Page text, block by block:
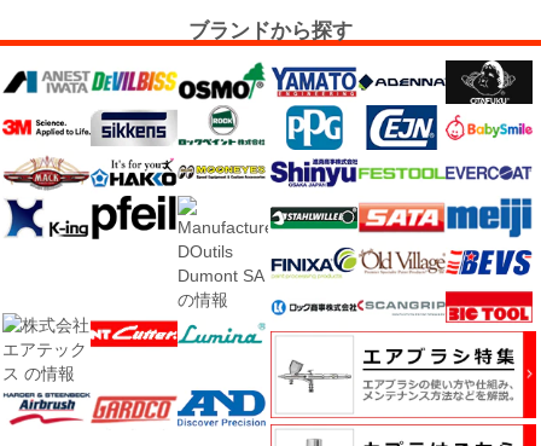
具・
研
布
紙
キ
ン
グ・
養
生
ブランドから探す